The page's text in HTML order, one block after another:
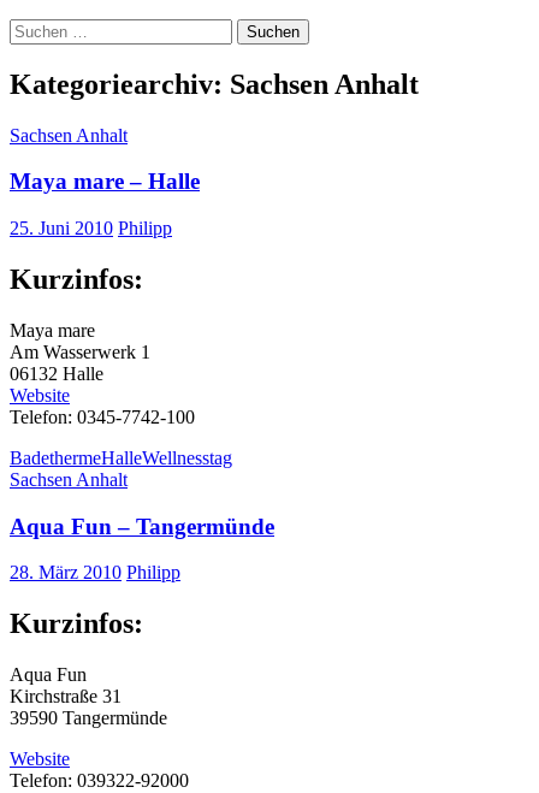
Suchen
nach:
Kategoriearchiv: Sachsen Anhalt
Sachsen Anhalt
Maya mare – Halle
25. Juni 2010 Philipp
Kurzinfos:
Maya mare
Am Wasserwerk 1
06132 Halle
Website
Telefon: 0345-7742-100
BadethermeHalleWellnesstag
Sachsen Anhalt
Aqua Fun – Tangermünde
28. März 2010 Philipp
Kurzinfos:
Aqua Fun
Kirchstraße 31
39590 Tangermünde
Website
Telefon: 039322-92000